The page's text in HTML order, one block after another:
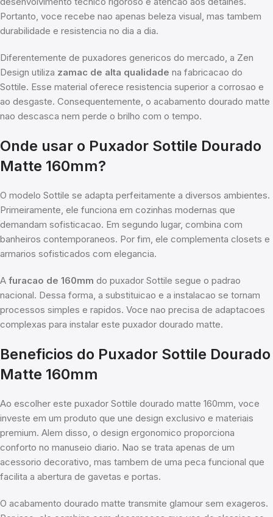
Portanto, voce recebe nao apenas beleza visual, mas tambem
durabilidade e resistencia no dia a dia.
Diferentemente de puxadores genericos do mercado, a Zen
Design utiliza zamac de alta qualidade na fabricacao do
Sottile. Esse material oferece resistencia superior a corrosao e
ao desgaste. Consequentemente, o acabamento dourado matte
nao descasca nem perde o brilho com o tempo.
Onde usar o Puxador Sottile Dourado
Matte 160mm?
O modelo Sottile se adapta perfeitamente a diversos ambientes.
Primeiramente, ele funciona em cozinhas modernas que
demandam sofisticacao. Em segundo lugar, combina com
banheiros contemporaneos. Por fim, ele complementa closets e
armarios sofisticados com elegancia.
A furacao de 160mm do puxador Sottile segue o padrao
nacional. Dessa forma, a substituicao e a instalacao se tornam
processos simples e rapidos. Voce nao precisa de adaptacoes
complexas para instalar este puxador dourado matte.
Beneficios do Puxador Sottile Dourado
Matte 160mm
Ao escolher este puxador Sottile dourado matte 160mm, voce
investe em um produto que une design exclusivo e materiais
premium. Alem disso, o design ergonomico proporciona
conforto no manuseio diario. Nao se trata apenas de um
acessorio decorativo, mas tambem de uma peca funcional que
facilita a abertura de gavetas e portas.
O acabamento dourado matte transmite glamour sem exageros.